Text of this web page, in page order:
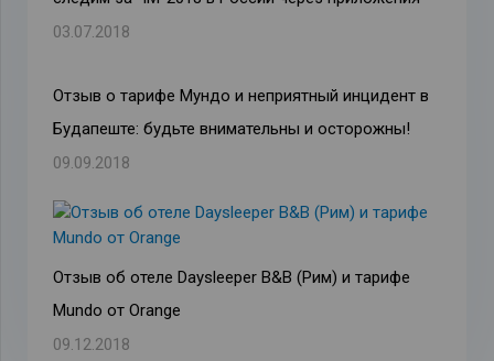
03.07.2018
Отзыв о тарифе Мундо и неприятный инцидент в
Будапеште: будьте внимательны и осторожны!
09.09.2018
Отзыв об отеле Daysleeper B&B (Рим) и тарифе
Mundo от Orange
09.12.2018